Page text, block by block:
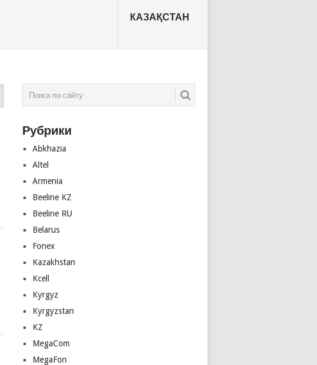
КАЗАҚСТАН
Рубрики
Abkhazia
Altel
Armenia
Beeline KZ
Beeline RU
Belarus
Fonex
Kazakhstan
Kcell
Kyrgyz
Kyrgyzstan
KZ
MegaCom
MegaFon